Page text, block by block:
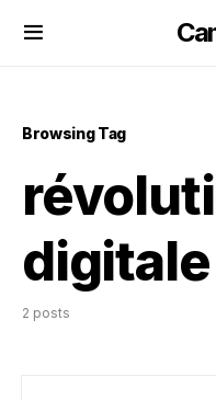
Browsing Tag
digitale
2 posts